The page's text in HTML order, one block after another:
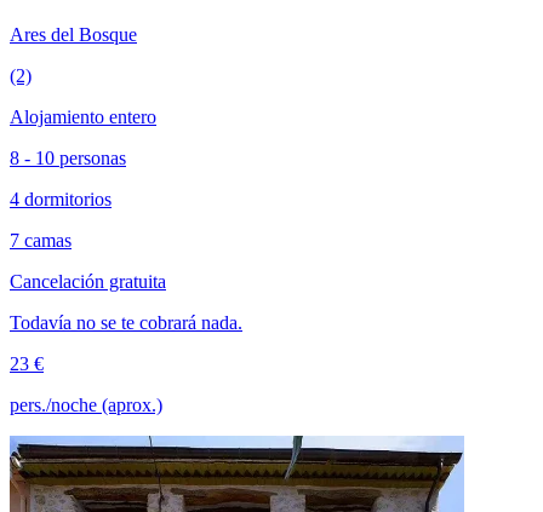
Ares del Bosque
(2)
Alojamiento entero
8 - 10 personas
4 dormitorios
7 camas
Cancelación gratuita
Todavía no se te cobrará nada.
23 €
pers./noche (aprox.)